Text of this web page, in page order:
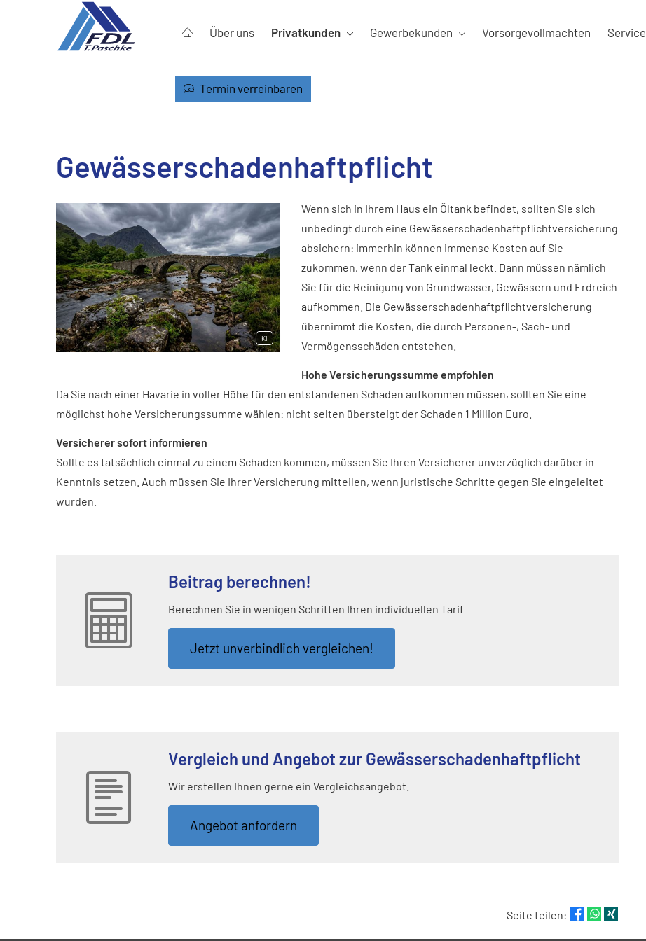
Über uns Privatkunden Gewerbekunden Vorsorgevollmachten Service
Termin verreinbaren
Gewässerschadenhaftpflicht
KI
Wenn sich in Ihrem Haus ein Öltank befindet, sollten Sie sich
unbedingt durch eine Gewässerschadenhaftpflichtversicherung
absichern: immerhin können immense Kosten auf Sie
zukommen, wenn der Tank einmal leckt. Dann müssen nämlich
Sie für die Reinigung von Grundwasser, Gewässern und Erdreich
aufkommen. Die Gewässerschadenhaftpflichtversicherung
übernimmt die Kosten, die durch Per­sonen-, Sach- und
Vermögensschäden entstehen.
Hohe Versicherungssumme empfohlen
Da Sie nach einer Havarie in voller Höhe für den entstandenen Schaden aufkommen müssen, sollten Sie eine
möglichst hohe Versicherungssumme wählen: nicht selten übersteigt der Schaden 1 Million Euro.
Versicherer sofort informieren
Sollte es tatsächlich einmal zu einem Schaden kommen, müssen Sie Ihren Versicherer unverzüglich darüber in
Kenntnis setzen. Auch müssen Sie Ihrer Versicherung mitteilen, wenn juristische Schritte gegen Sie eingeleitet
wurden.
Beitrag berechnen!
Berechnen Sie in wenigen Schritten Ihren individuellen Tarif
Jetzt unverbindlich ver­gleichen!
Vergleich und Angebot zur Gewässerschadenhaftpflicht
Wir erstellen Ihnen gerne ein Vergleichsangebot.
An­ge­bot an­for­dern
Seite teilen: